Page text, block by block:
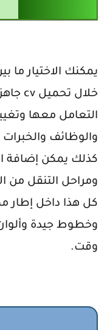
يمكنك الاختيار ما
التعامل معها
والوظائف والخبرات
كذلك يمكن إضافة
ومراحل التنقل من
كل هذا داخل إطار
وخطوط جيدة
وقت.